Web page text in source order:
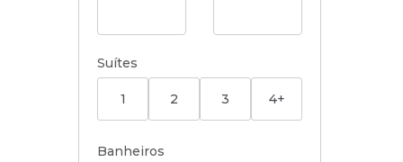
Suítes
1 2 3 4+
Banheiros